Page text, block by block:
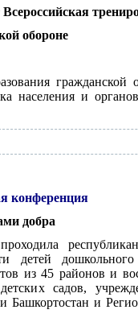
обороне
гражданской
населения и
конференция
добра
детей
из 45 районов и
садов,
и